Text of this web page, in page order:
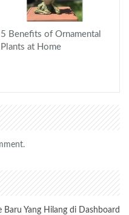
5 Benefits of Ornamental
Plants at Home
Baru Yang Hilang di Dashboard